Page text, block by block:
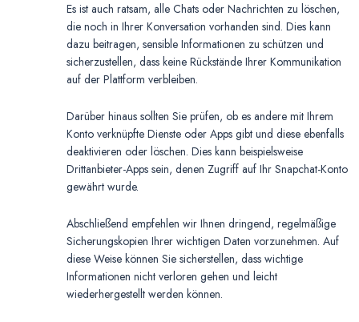
Es ist auch ratsam, alle Chats oder Nachrichten zu löschen,
die noch in Ihrer Konversation vorhanden sind. Dies kann
dazu beitragen, sensible Informationen zu schützen und
sicherzustellen, dass keine Rückstände Ihrer Kommunikation
auf der Plattform verbleiben.
Darüber hinaus sollten Sie prüfen, ob es andere mit Ihrem
Konto verknüpfte Dienste oder Apps gibt und diese ebenfalls
deaktivieren oder löschen. Dies kann beispielsweise
Drittanbieter-Apps sein, denen Zugriff auf Ihr Snapchat-Konto
gewährt wurde.
Abschließend empfehlen wir Ihnen dringend, regelmäßige
Sicherungskopien Ihrer wichtigen Daten vorzunehmen. Auf
diese Weise können Sie sicherstellen, dass wichtige
Informationen nicht verloren gehen und leicht
wiederhergestellt werden können.